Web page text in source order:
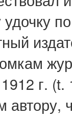
г.
автору,